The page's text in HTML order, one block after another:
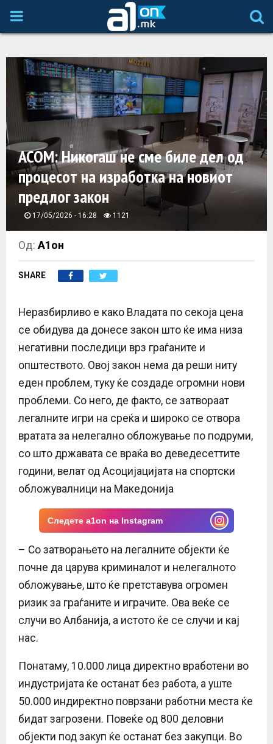
P
M
A
R
M
E
N
U
АСОМ: Никогаш не сме биле дел од
процесот на изработка на новиот
предлог закон
17/05/2026 - 16:28 1121
Од:А1он
SHARE
Неразбирливо е како Владата по секоја цена
се обидува да донесе закон што ќе има низа
негативни последици врз граѓаните и
општеството. Овој закон нема да реши ниту
еден проблем, туку ќе создаде огромни нови
проблеми. Со него, де факто, се затвораат
легалните игри на среќа и широко се отвора
вратата за нелегално обложување по подруми,
со што државата се враќа во деведесеттите
години, велат од Асоцијацијата на спортски
обложувалници на Македонија
Следете a1on на Instagram
– Со затворањето на легалните објекти ќе
почне да царува криминалот и нелегалното
обложување, што ќе претставува огромен
ризик за граѓаните и играчите. Ова веќе се
случи во Албанија, а истото ќе се случи и кај
нас.
Понатаму, 10.000 лица директно вработени во
индустријата ќе останат без работа, а уште
50.000 индиректно поврзани работни места ќе
бидат загрозени. Повеќе од 800 деловни
објекти под закуп ќе останат без закупци. Во